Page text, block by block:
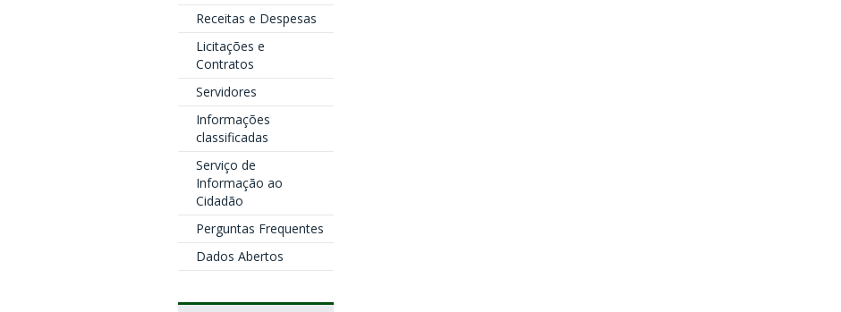
Receitas e Despesas
Licitações e
Contratos
Servidores
Informações
classificadas
Serviço de
Informação ao
Cidadão
Perguntas Frequentes
Dados Abertos